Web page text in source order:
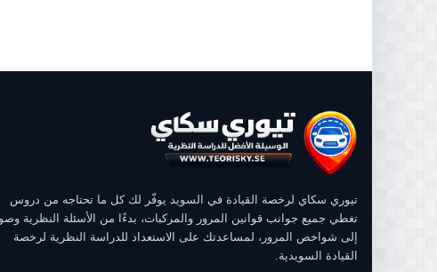
تيوري سكاي لرخصة القيادة في السويد يوفّر لك كل ما تحتاجه من دروس
تغطي جميع جوانب قوانين المرور والمركبات، بدءًا من الأسئلة النظرية
إلى شواخص المرور، لمساعدتك على الاستعداد للدراسة النظرية لرخصة
القيادة السويدية.